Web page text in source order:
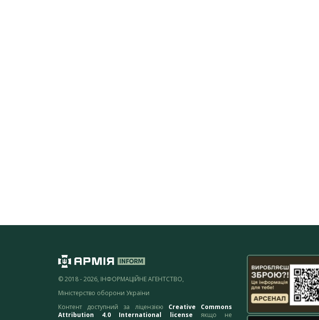
© 2018 - 2026, ІНФОРМАЦІЙНЕ АГЕНТСТВО,
Міністерство оборони України
Контент доступний за ліцензією Creative Commons
Attribution 4.0 International license якщо не